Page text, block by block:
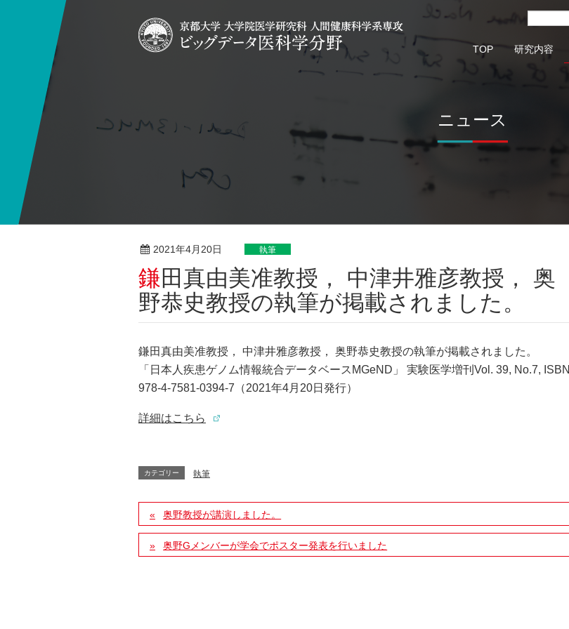
TOP 研究内容
ニュース
2021年4月20日 執筆
鎌田真由美准教授， 中津井雅彦教授， 奥
野恭史教授の執筆が掲載されました。
鎌田真由美准教授， 中津井雅彦教授， 奥野恭史教授の執筆が掲載されました。
「日本人疾患ゲノム情報統合データベースMGeND」
実験医学増刊Vol. 39, No.7, ISBN
978-4-7581-0394-7（2021年4月20日発行）
詳細はこちら
カテゴリー 執筆
奥野教授が講演しました。
奥野Gメンバーが学会でポスター発表を行いました